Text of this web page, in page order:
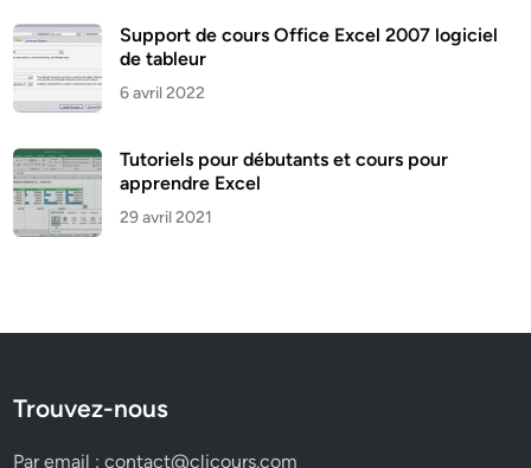
Support de cours Office Excel 2007 logiciel
de tableur
6 avril 2022
Tutoriels pour débutants et cours pour
apprendre Excel
29 avril 2021
Trouvez-nous
Par email :contact@clicours.com